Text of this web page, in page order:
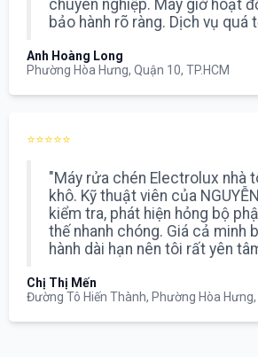
chuyên nghiệp. Máy giờ hoạt
bảo hành rõ ràng. Dịch vụ quá
Anh Hoàng Long
Phường Hòa Hưng, Quận 10, TP.HCM
⭐⭐⭐⭐⭐
"Máy rửa chén Electrolux nhà
khô. Kỹ thuật viên của
kiểm tra, phát hiện hỏng bộ
thế nhanh chóng. Giá cả minh
hành dài hạn nên tôi rất yên
Chị Thị Mến
Đường Tô Hiến Thành, Phường Hòa Hưng,